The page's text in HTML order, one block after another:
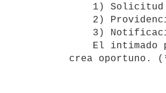
crea oportuno.